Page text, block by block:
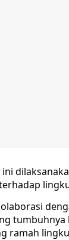
ini
tumbuhnya
ramah